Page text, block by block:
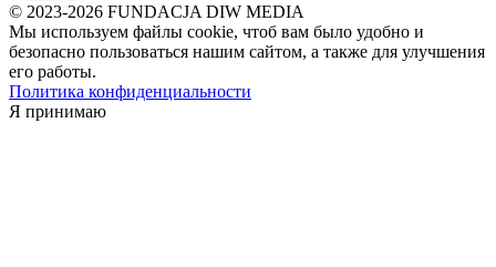
© 2023-2026 FUNDACJA DIW MEDIA
Мы используем файлы cookie, чтоб вам было удобно и
безопасно пользоваться нашим сайтом, а также для улучшения
его работы.
Политика конфиденциальности
Я принимаю